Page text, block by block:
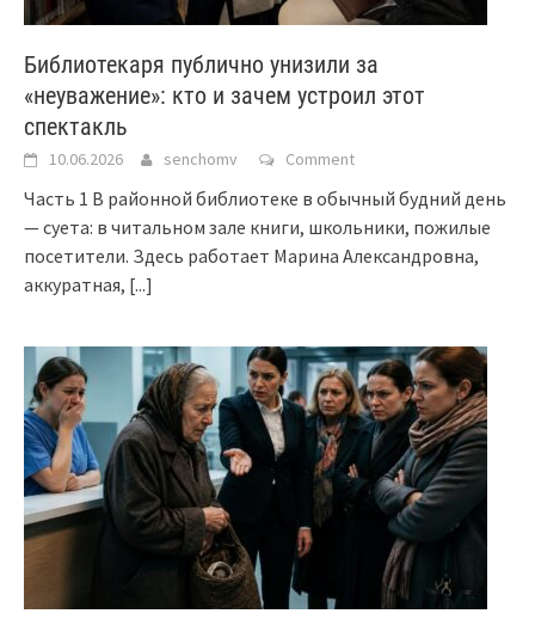
Библиотекаря публично унизили за
«неуважение»: кто и зачем устроил этот
спектакль
10.06.2026 senchomv Comment
Часть 1 В районной библиотеке в обычный будний день
— суета: в читальном зале книги, школьники, пожилые
посетители. Здесь работает Марина Александровна,
аккуратная, [...]